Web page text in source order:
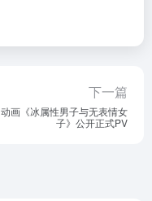
下一篇
动画《冰属性男子与无表情女
子》公开正式PV